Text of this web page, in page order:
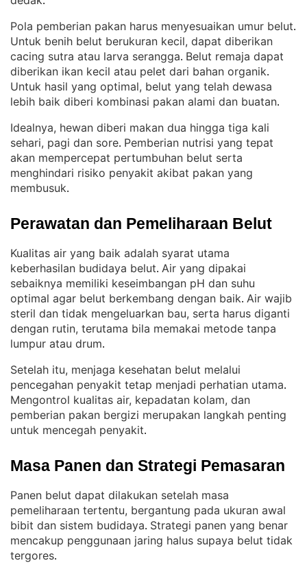
Pola pemberian pakan harus menyesuaikan umur belut
Untuk benih belut berukuran kecil, dapat diberikan
cacing sutra atau larva serangga. Belut remaja dapat
diberikan ikan kecil atau pelet dari bahan organik
Untuk hasil yang optimal, belut yang telah dewasa
lebih baik diberi kombinasi pakan alami dan buatan.
Idealnya, hewan diberi makan dua hingga tiga kali
sehari, pagi dan sore. Pemberian nutrisi yang tepat
akan mempercepat pertumbuhan belut serta
menghindari risiko penyakit akibat pakan yang
membusuk.
Perawatan dan Pemeliharaan Belut
Kualitas air yang baik adalah syarat utama
keberhasilan budidaya belut. Air yang dipakai
sebaiknya memiliki keseimbangan pH dan suhu
optimal agar belut berkembang dengan baik. Air wajib
steril dan tidak mengeluarkan bau, serta harus diganti
dengan rutin, terutama bila memakai metode tanpa
lumpur atau drum.
Setelah itu, menjaga kesehatan belut melalui
pencegahan penyakit tetap menjadi perhatian utama
Mengontrol kualitas air, kepadatan kolam, dan
pemberian pakan bergizi merupakan langkah penting
untuk mencegah penyakit.
Masa Panen dan Strategi Pemasaran
Panen belut dapat dilakukan setelah masa
pemeliharaan tertentu, bergantung pada ukuran awal
bibit dan sistem budidaya. Strategi panen yang benar
mencakup penggunaan jaring halus supaya belut tidak
tergores.